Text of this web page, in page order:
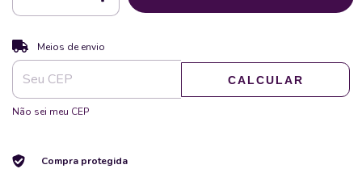
Entregas para o CEP:
Meios de envio
CALCULAR
Não sei meu CEP
Compra protegida